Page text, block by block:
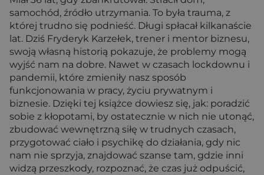
samochód, źródło utrzymania. To była trauma, z
której trudno się podnieść. Długi spłacał kilkanaście
lat. Dziś Fryderyk Karzełek, trener i mentor biznesu,
swoją własną historią pokazuje, że problemy mogą
wyjść nam na dobre. Nawet w czasach lockdownu i
pandemii, które zmieniły nasz sposób
funkcjonowania w pracy, życiu prywatnym i
biznesie. Dzięki tej książce dowiesz się, jak: poradzić
sobie z kłopotami, by ostatecznie w nich nie utonąć,
zbudować wewnętrzną siłę w trudnych czasach,
przygotować ciało i psychikę do działania, gdy nic
nam nie sprzyja, znajdować szanse tam, gdzie inni
widzą przeszkody, rozpoznać, że czas już odpuścić,